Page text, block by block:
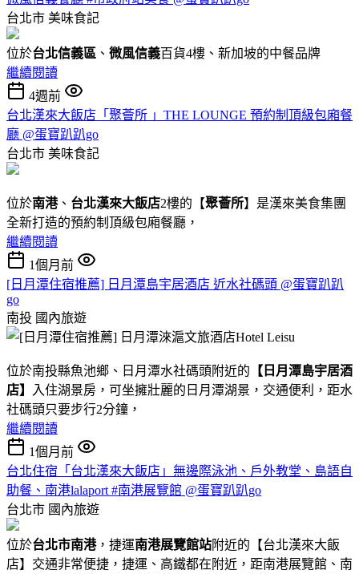
台北市 美味食記
位於台北信義區 、 微風信義百貨4樓、新加坡的中餐品牌
繼續閱讀
4週前
台北漢來大飯店「聚薈所 」THE LOUNGE 預約制頂級包廂餐
廳 @蛋寶趴趴go
台北市 美味食記
位於南港、 台北漢來大飯店2樓的【聚薈所】是漢來美食集團
全新打造的預約制頂級包廂餐廳，
繼續閱讀
1個月前
[日月潭住宿推薦] 日月潭島宇居酒店 近水社碼頭 @蛋寶趴趴
go
南投 國內旅遊
位於南投縣魚池鄉、日月潭水社碼頭附近的 【日月潭島宇居酒
店】
入住湖景房，可坐擁壯麗的日月潭湖景，交通便利，距水
社碼頭只要步行2分鐘，
繼續閱讀
1個月前
台北住宿「台北漢來大飯店」無邊際泳池、戶外教堂、島語自
助餐、南港lalaport #南港展覽館 @蛋寶趴趴go
台北市 國內旅遊
位於台北市南港，捷運南港展覽館站附近的【台北漢來大飯
店】交通非常便捷，捷運、高鐵都在附近，距南港展覽館、南